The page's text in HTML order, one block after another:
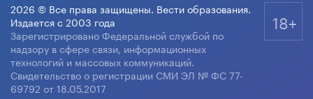
2026 © Все права защищены. Вести образования.
Издается с 2003 года
Зарегистрировано Федеральной службой по
надзору в сфере связи, информационных
технологий и массовых коммуникаций.
Свидетельство о регистрации СМИ ЭЛ № ФС 77-
69792 от 18.05.2017
18+